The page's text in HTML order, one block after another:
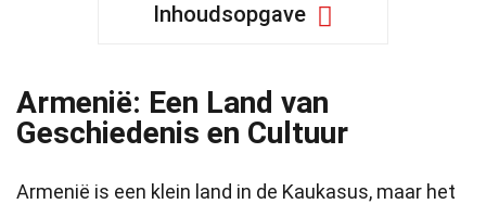
Inhoudsopgave
Armenië: Een Land van
Geschiedenis en Cultuur
Armenië is een klein land in de Kaukasus, maar het